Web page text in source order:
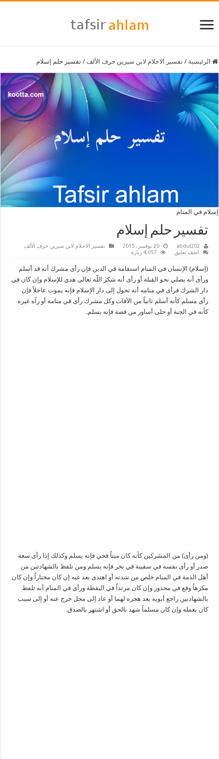
الرئيسية / تفسير الاحلام لابن سيرين حرف الألف / تفسير حلم إسلام
إسلام في المنام
تفسير حلم إسلام
abdul202 20 نوفمبر، 2015
تفسير الاحلام لابن سيرين حرف الألف
اضف تعليق
4,057 زيارة
(إسلام) الإنسان في المنام استقامة في الدين فإن رأى مشرك أنه قد أسلم
ورأى أنه يصلي نحو القبلة أو رأى أنه شكر اللّه تعالى هدي للإسلام وإن كان في
دار الشرك فرأى في منامه أنه تحول إلى دار الإسلام فإنه يموت عاجلاً فإن
رأى مسلم كأنه أسلم ثانياً من الآفات وكل مشرك رأى في منامه أو رآه غيره
كأنه في الجنة أو حلى أساور من فضة فإنه يسلم.
(ومن رأى) من المشركين كأنه كان ميتاً فحي فإنه يسلم وكذلك إذا رأى سعة
صدر أو رأى نفسه في سفينة في بحر فإنه يسلم ومن تلفظ بالشهادتين من
أهل الذمة في المنام خلص من شدته أو اهتدى بعد غيه إن كان مختاراً وإن كان
مكرهاً وقع في محذور وإن كان مرتداً في اليقظة ورأى في المنام أنه تلفظ
بالشهادتين راجع أبويه بعد هجره لهما أو عاد إلى محل خرج عنه أو إلى سبب
كان يعمله وإن كان مسلماً شهد بالحق أو اشتهر بالصدق.